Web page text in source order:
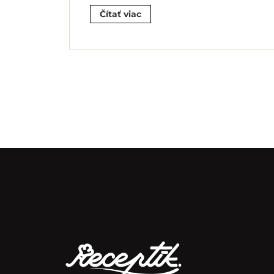
Čítať viac